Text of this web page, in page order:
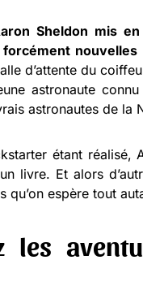
Sheldon mis
d’attente du
astronaute
astronautes de la
étant
livre. Et alors
qu’on espère tout
les